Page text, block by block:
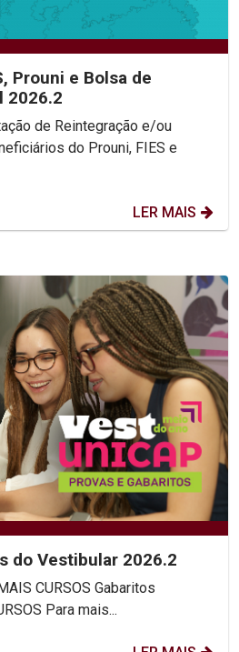
Prouni e Bolsa de
2026.2
do Prouni, FIES e
LER MAIS
do Vestibular 2026.2
MEDICINA DEMAIS CURSOS Para mais...